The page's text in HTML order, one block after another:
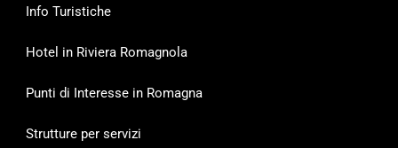
Info Turistiche
Hotel in Riviera Romagnola
Punti di Interesse in Romagna
Strutture per servizi